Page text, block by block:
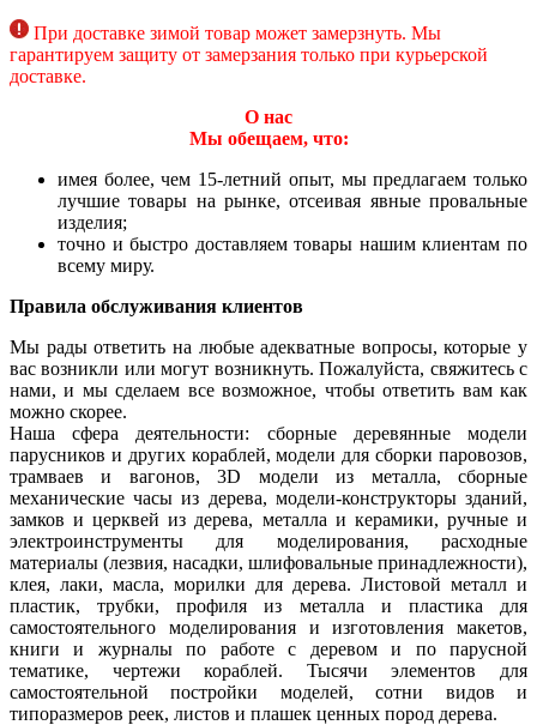
При доставке зимой товар может замерзнуть. Мы
гарантируем защиту от замерзания только при курьерской
доставке.
О нас
Мы обещаем, что:
имея более, чем 15-летний опыт, мы предлагаем только
лучшие товары на рынке, отсеивая явные провальные
изделия;
точно и быстро доставляем товары нашим клиентам по
всему миру.
Правила обслуживания клиентов
Мы рады ответить на любые адекватные вопросы, которые у
вас возникли или могут возникнуть. Пожалуйста, свяжитесь с
нами, и мы сделаем все возможное, чтобы ответить вам как
можно скорее.
Наша сфера деятельности: сборные деревянные модели
парусников и других кораблей, модели для сборки паровозов,
трамваев и вагонов, 3D модели из металла, сборные
механические часы из дерева, модели-конструкторы зданий,
замков и церквей из дерева, металла и керамики, ручные и
электроинструменты для моделирования, расходные
материалы (лезвия, насадки, шлифовальные принадлежности),
клея, лаки, масла, морилки для дерева. Листовой металл и
пластик, трубки, профиля из металла и пластика для
самостоятельного моделирования и изготовления макетов,
книги и журналы по работе с деревом и по парусной
тематике, чертежи кораблей. Тысячи элементов для
самостоятельной постройки моделей, сотни видов и
типоразмеров реек, листов и плашек ценных пород дерева.